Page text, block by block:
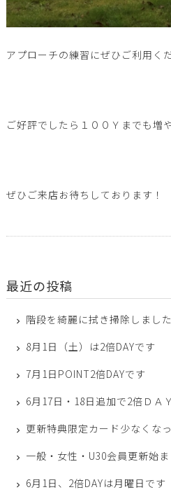
アプローチの練習にぜひご利用く
ご好評でしたら１００Ｙまでも増
ぜひご来店お待ちしております！
最近の投稿
階段を綺麗に拭き掃除しました
8月1日（土）は2倍DAYです
7月1日POINT2倍DAYです
6月17日・18日追加で2倍ＤＡ
更新特典限定カード少なくな
一般・女性・U30会員更新始
6月1日、2倍DAYは月曜日です